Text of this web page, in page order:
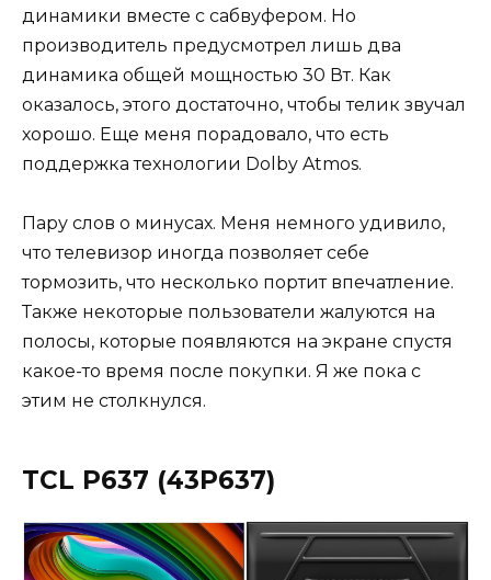
динамики вместе с сабвуфером. Но
производитель предусмотрел лишь два
динамика общей мощностью 30 Вт. Как
оказалось, этого достаточно, чтобы телик звучал
хорошо. Еще меня порадовало, что есть
поддержка технологии Dolby Atmos.
Пару слов о минусах. Меня немного удивило,
что телевизор иногда позволяет себе
тормозить, что несколько портит впечатление.
Также некоторые пользователи жалуются на
полосы, которые появляются на экране спустя
какое-то время после покупки. Я же пока с
этим не столкнулся.
TCL P637 (43P637)